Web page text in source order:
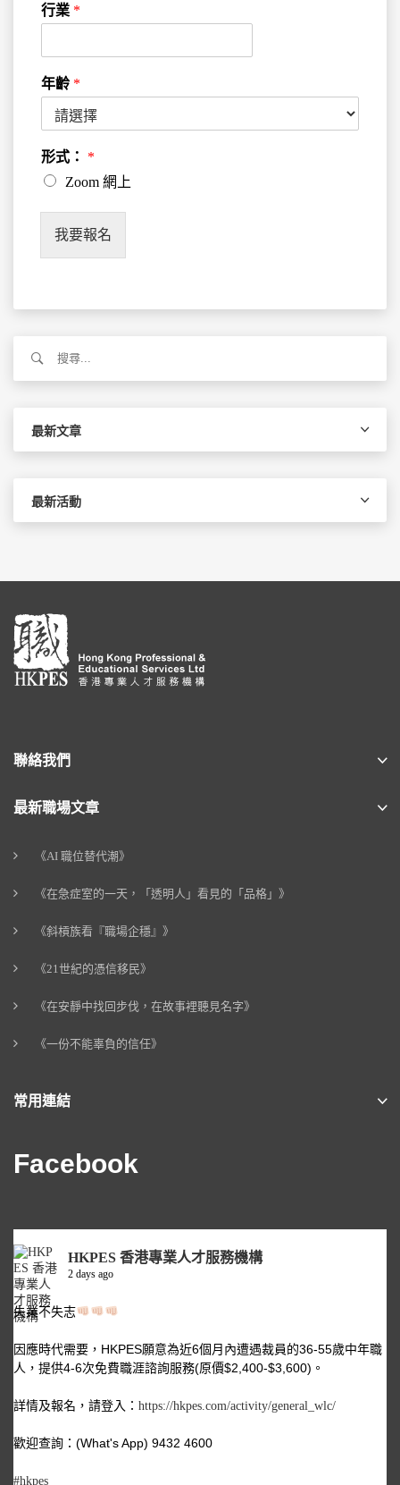
行業 *
年齡 *
形式： *
Zoom 網上
我要報名
關
最新文章
最新活動
聯絡我們
最新職場文章
《AI 職位替代潮》
《在急症室的一天，「透明人」看見的「品格」》
《斜槓族看『職場企穩』》
《21世紀的憑信移民》
《在安靜中找回步伐，在故事裡聽見名字》
《一份不能辜負的信任》
常用連結
Facebook
HKPES 香港專業人才服務機構
2 days ago
失業不失志
因應時代需要，HKPES願意為近6個月內遭遇裁員的36-55歲中年職
人，提供4-6次免費職涯諮詢服務(原價$2,400-$3,600)。
詳情及報名，請登入： https://hkpes.com/activity/general_wlc/
歡迎查詢：(What's App) 9432 4600
#hkpes